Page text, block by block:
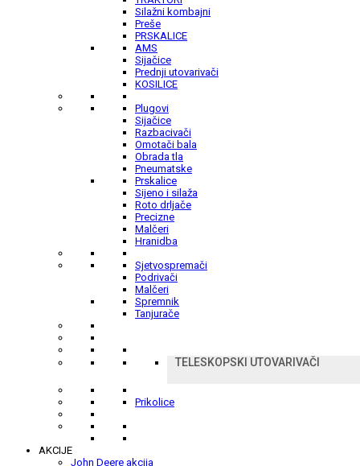
Silažni kombajni
Preše
PRSKALICE
AMS
Sijačice
Prednji utovarivači
KOSILICE
Plugovi
Sijačice
Razbacivači
Omotači bala
Obrada tla
Pneumatske
Prskalice
Sijeno i silaža
Roto drljače
Precizne
Malčeri
Hranidba
Sjetvospremači
Podrivači
Malčeri
Spremnik
Tanjurače
TELESKOPSKI UTOVARIVAČI
Prikolice
AKCIJE
John Deere akcija